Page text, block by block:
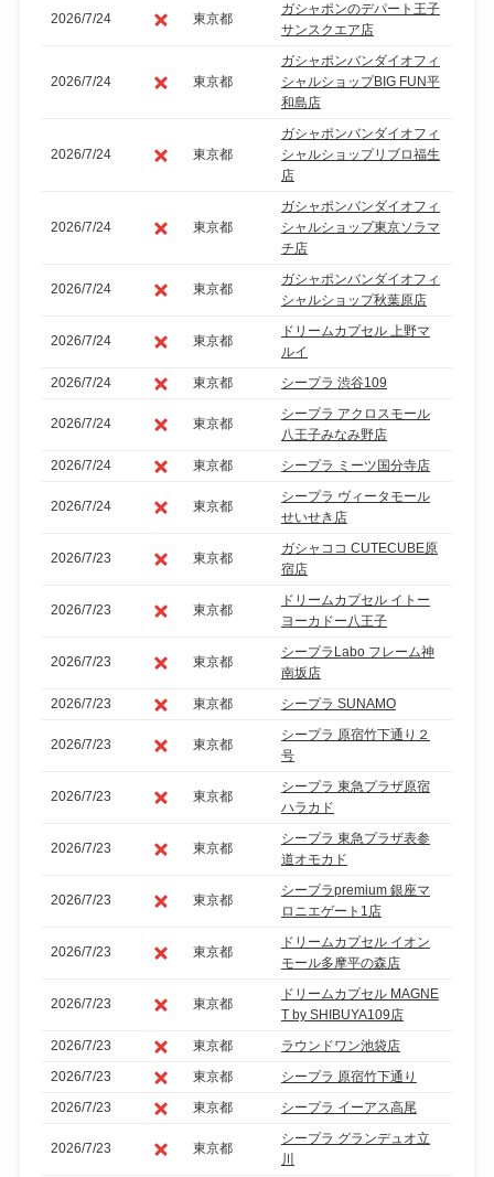
2026/7/24 東京都
ガシャポンのデパート王子
サンスクエア店
2026/7/24 東京都
ガシャポンバンダイオフィ
シャルショップBIG FUN平
和島店
2026/7/24 東京都
ガシャポンバンダイオフィ
シャルショップリブロ福生
店
2026/7/24 東京都
ガシャポンバンダイオフィ
シャルショップ東京ソラマ
チ店
2026/7/24 東京都
ガシャポンバンダイオフィ
シャルショップ秋葉原店
2026/7/24 東京都
ドリームカプセル 上野マ
ルイ
2026/7/24
東京都 シープラ 渋谷109
2026/7/24 東京都
シープラ アクロスモール
八王子みなみ野店
2026/7/24
東京都 シープラ ミーツ国分寺店
2026/7/24 東京都
シープラ ヴィータモール
せいせき店
2026/7/23 東京都
ガシャココ CUTECUBE原
宿店
2026/7/23 東京都
ドリームカプセル イトー
ヨーカドー八王子
2026/7/23 東京都
シープラLabo フレーム神
南坂店
2026/7/23
東京都 シープラ SUNAMO
2026/7/23 東京都
シープラ 原宿竹下通り２
号
2026/7/23 東京都
シープラ 東急プラザ原宿
ハラカド
2026/7/23 東京都
シープラ 東急プラザ表参
道オモカド
2026/7/23 東京都
シープラpremium 銀座マ
ロニエゲート1店
2026/7/23 東京都
ドリームカプセル イオン
モール多摩平の森店
2026/7/23 東京都
ドリームカプセル MAGNE
T by SHIBUYA109店
2026/7/23
東京都
ラウンドワン池袋店
2026/7/23
東京都
シープラ 原宿竹下通り
2026/7/23
東京都 シープラ イーアス高尾
2026/7/23 東京都
シープラ グランデュオ立
川